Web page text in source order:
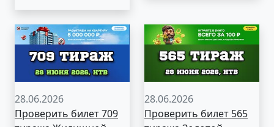
28.06.2026
Проверить билет 709
28.06.2026
Проверить билет 565